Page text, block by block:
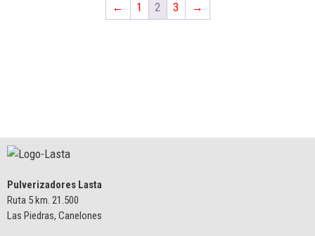
← 1 2 3 →
Pulverizadores Lasta
Ruta 5 km. 21.500
Las Piedras, Canelones